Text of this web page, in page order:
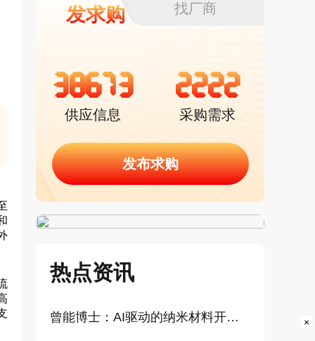
发求购 找厂商
38673
供应信息
2222
采购需求
发布求购
热点资讯
曾能博士：AI驱动的纳米材料开发新范式技术研究及基地建设（报告） ×